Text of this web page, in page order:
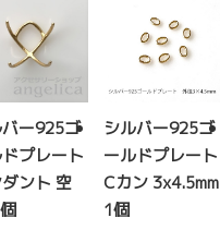
バー925ゴ
プレート
ント 空
シルバー925ゴ
ールドプレート
Cカン 3x4.5mm
1個